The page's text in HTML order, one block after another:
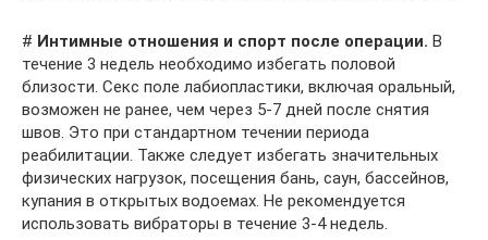
# Интимные отношения и спорт после операции. В
течение 3 недель необходимо избегать половой
близости. Секс поле лабиопластики, включая оральный,
возможен не ранее, чем через 5-7 дней после снятия
швов. Это при стандартном течении периода
реабилитации. Также следует избегать значительных
физических нагрузок, посещения бань, саун, бассейнов,
купания в открытых водоемах. Не рекомендуется
использовать вибраторы в течение 3-4 недель.